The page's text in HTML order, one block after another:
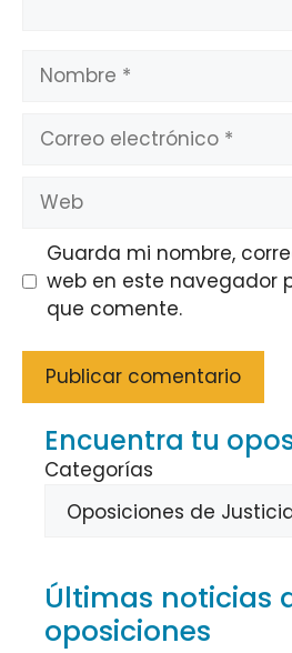
Nombre
Correo
electrónico
Web
Guarda mi nombre,
web en este navegador
que comente.
Encuentra tu
Categorías
Últimas noticias
oposiciones